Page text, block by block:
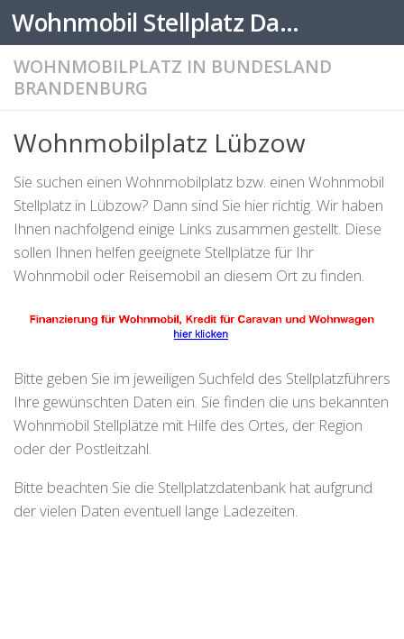
Zum Inhalt springen Wohnmobil Stellplatz Datenbank
WOHNMOBILPLATZ IN BUNDESLAND
BRANDENBURG
Wohnmobilplatz Lübzow
Sie suchen einen Wohnmobilplatz bzw. einen Wohnmobil
Stellplatz in Lübzow? Dann sind Sie hier richtig. Wir haben
Ihnen nachfolgend einige Links zusammen gestellt. Diese
sollen Ihnen helfen geeignete Stellplätze für Ihr
Wohnmobil oder Reisemobil an diesem Ort zu finden.
Bitte geben Sie im jeweiligen Suchfeld des Stellplatzführers
Ihre gewünschten Daten ein. Sie finden die uns bekannten
Wohnmobil Stellplätze mit Hilfe des Ortes, der Region
oder der Postleitzahl.
Bitte beachten Sie die Stellplatzdatenbank hat aufgrund
der vielen Daten eventuell lange Ladezeiten.